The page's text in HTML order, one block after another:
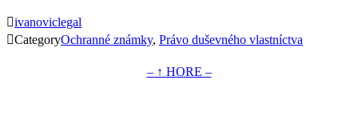
ivanoviclegal
CategoryOchranné známky, Právo duševného vlastníctva
– ↑ HORE –